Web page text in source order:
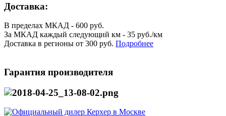
Доставка:
В пределах МКАД - 600 руб.
За МКАД каждый следующий км - 35 руб./км
Доставка в регионы от 300 руб. Подробнее
Гарантия производителя